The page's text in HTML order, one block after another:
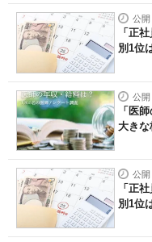
公開
「正
別1位
公開
「医
大き
公開
「正
別1位